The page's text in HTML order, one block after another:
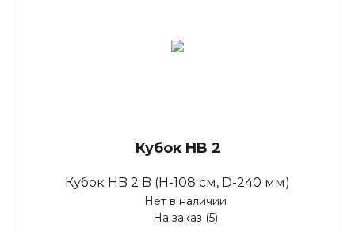
Кубок HB 2
Кубок HB 2 B (H-108 см, D-240 мм)
Нет в наличии
На заказ (5)